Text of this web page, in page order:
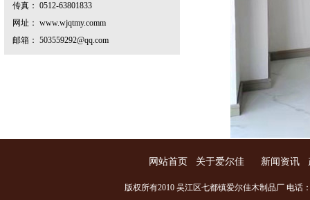
传真： 0512-63801833
网址： www.wjqtmy.comm
邮箱： 503559292@qq.com
网站首页 关于爱尔佳 新闻资讯
版权所有2010 吴江区七都镇爱尔佳木制品厂 电话